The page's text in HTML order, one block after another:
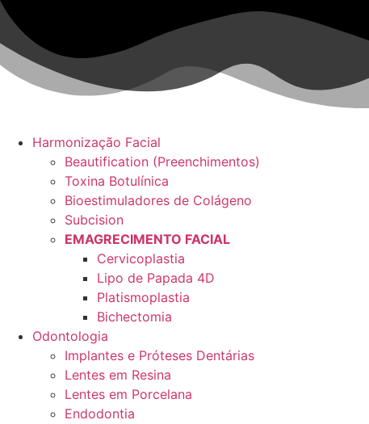
Ir
para
o
conteúdo
Harmonização Facial
Beautification (Preenchimentos)
Toxina Botulínica
Bioestimuladores de Colágeno
Subcision
EMAGRECIMENTO FACIAL
Cervicoplastia
Lipo de Papada 4D
Platismoplastia
Bichectomia
Odontologia
Implantes e Próteses Dentárias
Lentes em Resina
Lentes em Porcelana
Endodontia